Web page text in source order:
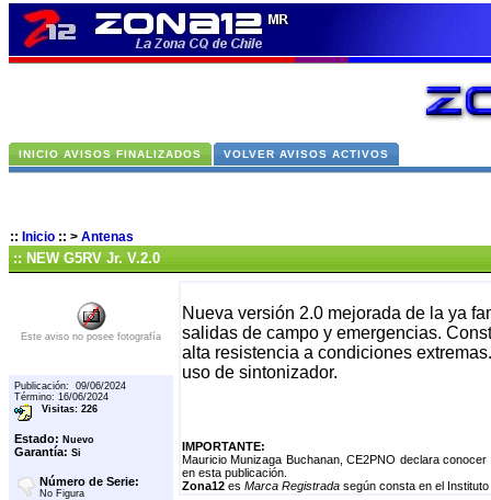
INICIO AVISOS FINALIZADOS VOLVER AVISOS ACTIVOS
:: Inicio :: > Antenas
:: NEW G5RV Jr. V.2.0
Este aviso no posee fotografía
Publicación: 09/06/2024
Término: 16/06/2024
Visitas: 226
Estado: Nuevo
Garantía: Si
Número de Serie:
No Figura
Nueva versión 2.0 mejorada de la ya
salidas de campo y emergencias.
alta resistencia a condiciones
uso de sintonizador.
IMPORTANTE:
Mauricio Munizaga Buchanan, CE2PNO declara
en esta publicación.
Zona12 es Marca Registrada según consta en el